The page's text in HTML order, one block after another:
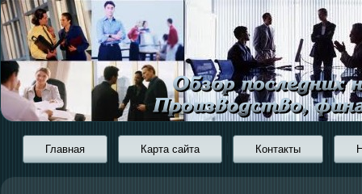
Главная Карта сайта Контакты